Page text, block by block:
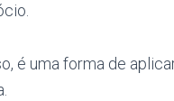
é uma forma de